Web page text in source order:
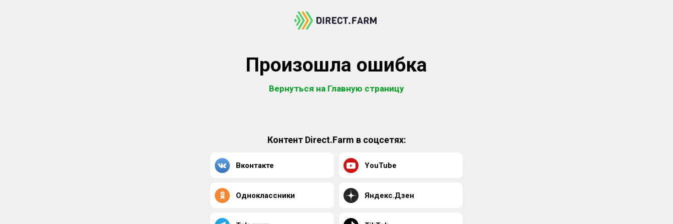
Произошла ошибка
Вернуться на Главную страницу
Контент Direct.Farm в соцсетях:
Вконтакте YouTube
Одноклассники Яндекс.Дзен